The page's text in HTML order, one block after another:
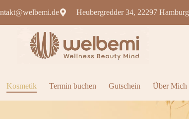
Heubergredder 34, 22297 Hamburg
Kosmetik Termin buchen Gutschein Über Mich